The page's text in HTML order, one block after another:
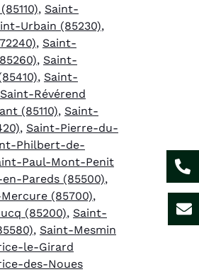
, Saint-
Urbain (85230),
, Saint-
, Saint-
, Saint-
Saint-Révérend
(85110), Saint-
, Saint-Pierre-du-
Philbert-de-
Paul-Mont-Penit
Pareds (85500),
(85700),
(85200), Saint-
, Saint-Mesmin
le-Girard
des-Noues